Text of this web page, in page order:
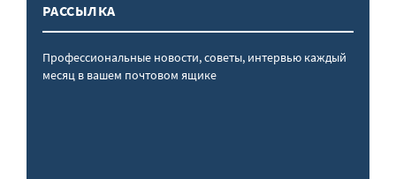
РАССЫЛКА
Профессиональные новости, советы, интервью каждый
месяц в вашем почтовом ящике